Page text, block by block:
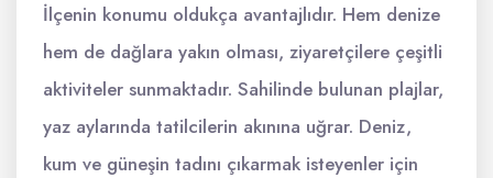
İlçenin konumu oldukça avantajlıdır. Hem denize
hem de dağlara yakın olması, ziyaretçilere çeşitli
aktiviteler sunmaktadır. Sahilinde bulunan plajlar,
yaz aylarında tatilcilerin akınına uğrar. Deniz,
kum ve güneşin tadını çıkarmak isteyenler için